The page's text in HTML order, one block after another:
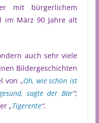
mit bürgerlichem
im März 90 Jahre alt
auch sehr viele
Bildergeschichten
von „Oh, wie schön ist
sagte der Bär“;
„Tigerente“.